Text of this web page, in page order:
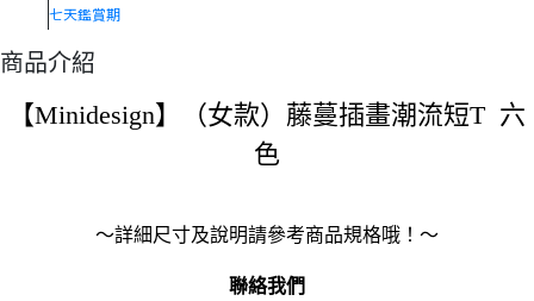
七天鑑賞期
商品介紹
【Minidesign】（女款）藤蔓插畫潮流短T 六
色
～詳細尺寸及說明請參考商品規格哦！～
聯絡我們